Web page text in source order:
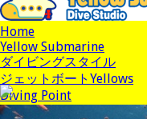
Home
Yellow Submarine
ダイビングスタイル
ジェットボートYellows
Diving Point
Shop紹介